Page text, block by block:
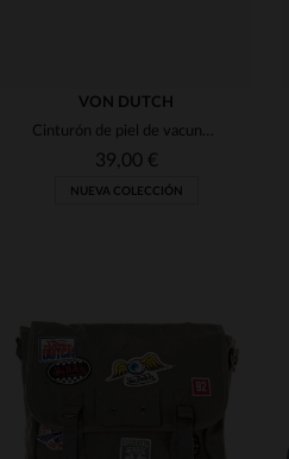
TALLAS DISPONIBLES
VON DUTCH
Cinturón de piel de vacuno negra repujada
39,00 €
NUEVA COLECCIÓN